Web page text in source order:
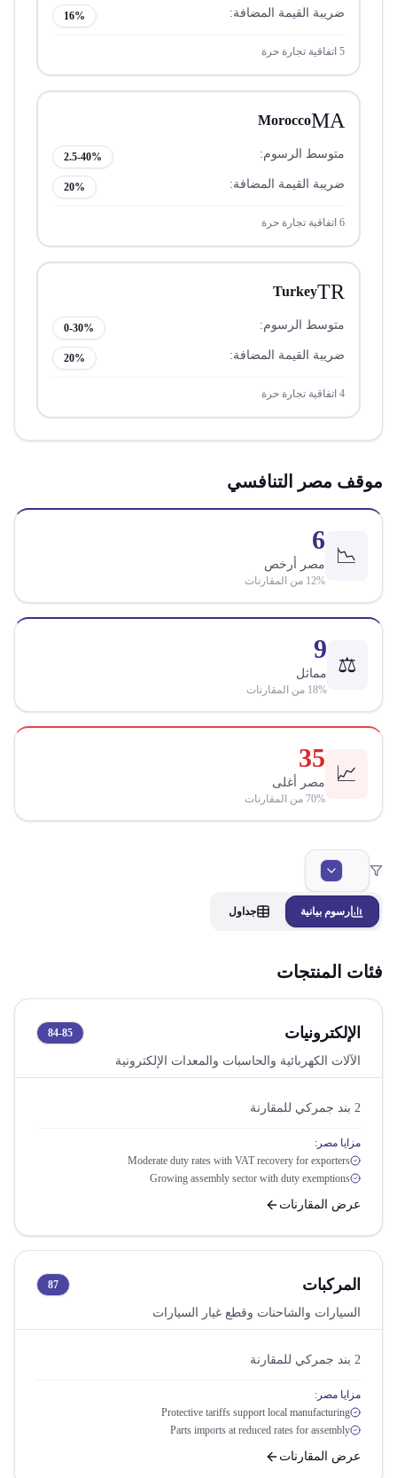
ضريبة القيمة المضافة: 16%
5 اتفاقية تجارة حرة
MA
Morocco
متوسط الرسوم: 2.5-40%
ضريبة القيمة المضافة: 20%
6 اتفاقية تجارة حرة
TR
Turkey
متوسط الرسوم: 0-30%
ضريبة القيمة المضافة: 20%
4 اتفاقية تجارة حرة
موقف مصر التنافسي
📉
6
مصر أرخص
12% من المقارنات
⚖️
9
مماثل
18% من المقارنات
📈
35
مصر أغلى
70% من المقارنات
رسوم بيانية جداول
فئات المنتجات
الإلكترونيات 84-85
الآلات الكهربائية والحاسبات والمعدات الإلكترونية
2 بند جمركي للمقارنة
مزايا مصر:
Moderate duty rates with VAT recovery for exporters
Growing assembly sector with duty exemptions
عرض المقارنات
المركبات 87
السيارات والشاحنات وقطع غيار السيارات
2 بند جمركي للمقارنة
مزايا مصر:
Protective tariffs support local manufacturing
Parts imports at reduced rates for assembly
عرض المقارنات